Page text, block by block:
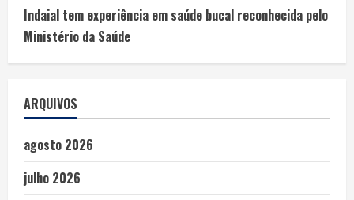
Indaial tem experiência em saúde bucal reconhecida pelo
Ministério da Saúde
ARQUIVOS
agosto 2026
julho 2026